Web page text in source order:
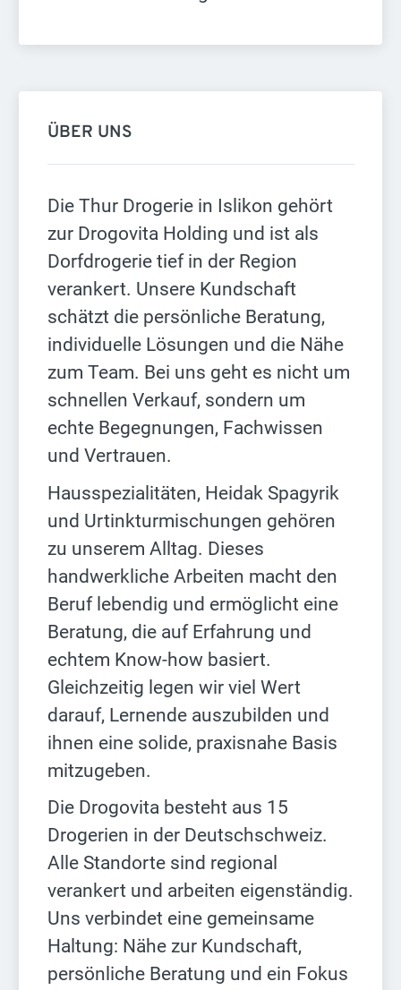
ÜBER UNS
Die Thur Drogerie in Islikon gehört
zur Drogovita Holding und ist als
Dorfdrogerie tief in der Region
verankert. Unsere Kundschaft
schätzt die persönliche Beratung,
individuelle Lösungen und die Nähe
zum Team. Bei uns geht es nicht um
schnellen Verkauf, sondern um
echte Begegnungen, Fachwissen
und Vertrauen.
Hausspezialitäten, Heidak Spagyrik
und Urtinkturmischungen gehören
zu unserem Alltag. Dieses
handwerkliche Arbeiten macht den
Beruf lebendig und ermöglicht eine
Beratung, die auf Erfahrung und
echtem Know-how basiert.
Gleichzeitig legen wir viel Wert
darauf, Lernende auszubilden und
ihnen eine solide, praxisnahe Basis
mitzugeben.
Die Drogovita besteht aus 15
Drogerien in der Deutschschweiz.
Alle Standorte sind regional
verankert und arbeiten eigenständig.
Uns verbindet eine gemeinsame
Haltung: Nähe zur Kundschaft,
persönliche Beratung und ein Fokus